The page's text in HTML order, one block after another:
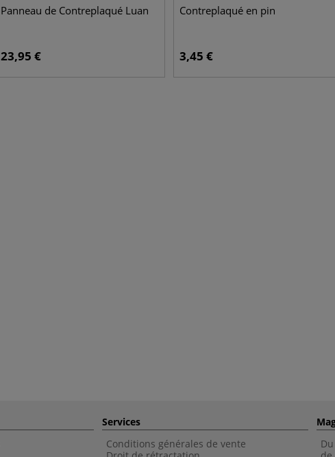
Panneau de Contreplaqué Luan
23,95 €
Contreplaqué en pin
3,45 €
Services
Conditions générales de vente